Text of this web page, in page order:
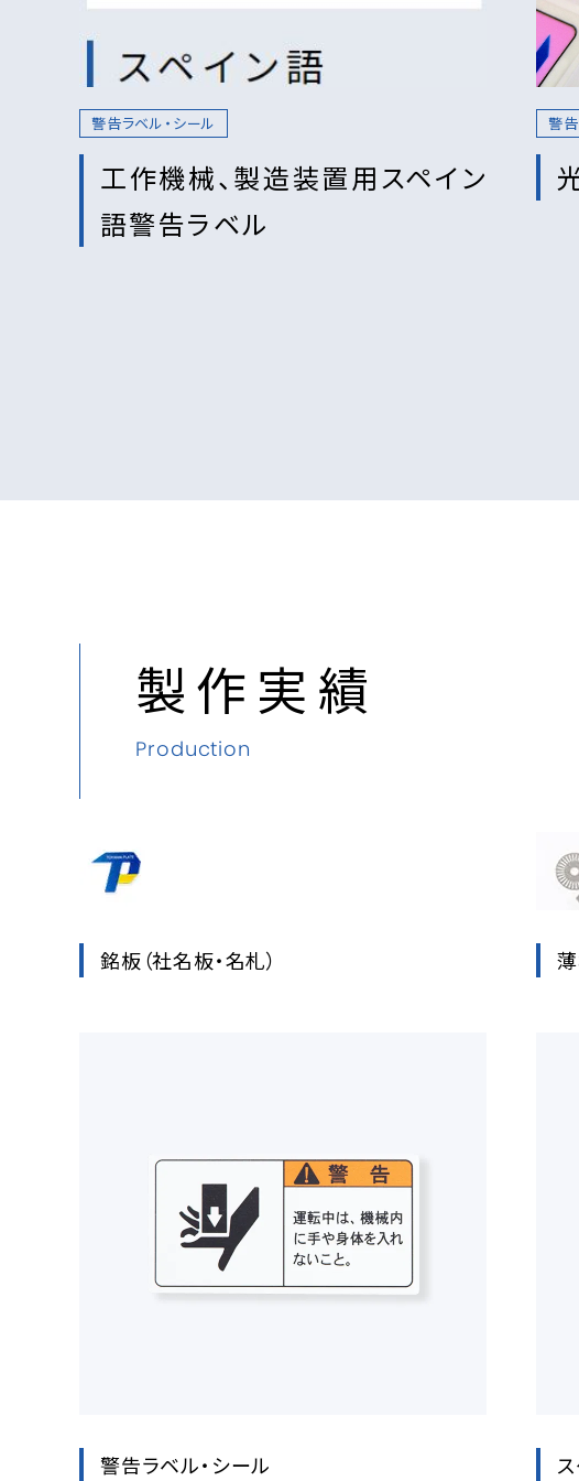
警告ラベル・シール
工作機械、製造装置用スペイン
語警告ラベル
警
製作実績
Production
銘板（社名板・名札）
警告ラベル・シール